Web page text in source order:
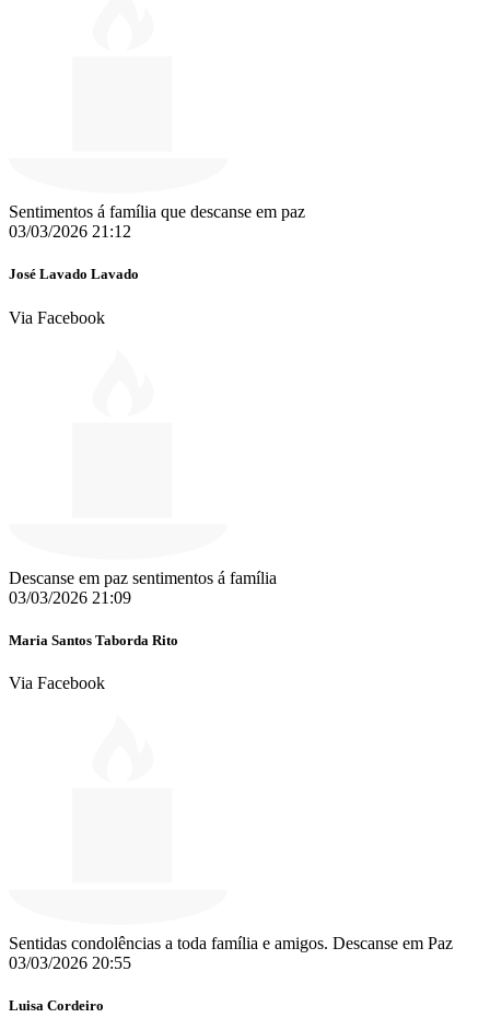
Sentimentos á família que descanse em paz
03/03/2026 21:12
José Lavado Lavado
Via Facebook
Descanse em paz sentimentos á família
03/03/2026 21:09
Maria Santos Taborda Rito
Via Facebook
Sentidas condolências a toda família e amigos. Descanse em Paz
03/03/2026 20:55
Luisa Cordeiro